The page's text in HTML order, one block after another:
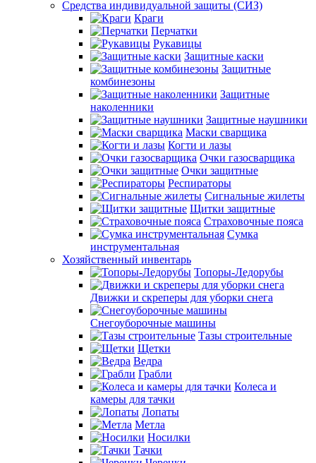
Средства индивидуальной защиты (СИЗ)
Краги
Перчатки
Рукавицы
Защитные каски
Защитные
комбинезоны
Защитные
наколенники
Защитные наушники
Маски сварщика
Когти и лазы
Очки газосварщика
Очки защитные
Респираторы
Сигнальные жилеты
Щитки защитные
Страховочные пояса
Сумка
инструментальная
Хозяйственный инвентарь
Топоры-Ледорубы
Движки и скреперы для уборки снега
Снегоуборочные машины
Тазы строительные
Щетки
Ведра
Грабли
Колеса и
камеры для тачки
Лопаты
Метла
Носилки
Тачки